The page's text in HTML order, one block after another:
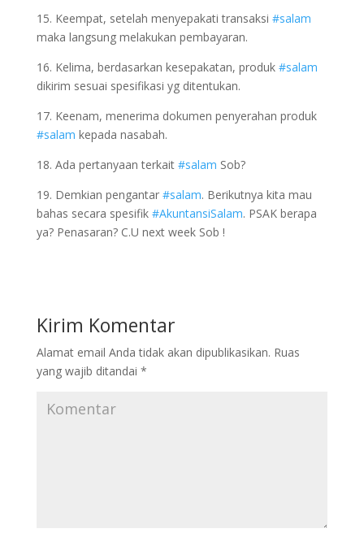
15. Keempat, setelah menyepakati transaksi #salam
maka langsung melakukan pembayaran.
16. Kelima, berdasarkan kesepakatan, produk #salam
dikirim sesuai spesifikasi yg ditentukan.
17. Keenam, menerima dokumen penyerahan produk
#salam kepada nasabah.
18. Ada pertanyaan terkait #salam Sob?
19. Demkian pengantar #salam. Berikutnya kita mau
bahas secara spesifik #AkuntansiSalam. PSAK berapa
ya? Penasaran? C.U next week Sob !
Kirim Komentar
Alamat email Anda tidak akan dipublikasikan. Ruas
yang wajib ditandai *